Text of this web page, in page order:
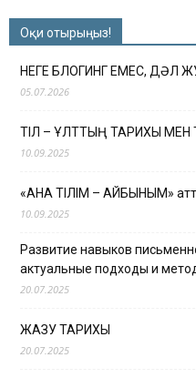
Оқи отырыңыз!
НЕГЕ БЛОГИНГ ЕМЕС, ДӘЛ
05.07.2026
ТІЛ – ҰЛТТЫҢ ТАРИХЫ
10.09.2025
«АНА ТІЛІМ – АЙБЫНЫМ»
10.09.2025
Развитие навыков
актуальные подходы и
20.07.2025
ЖАЗУ ТАРИХЫ
20.07.2025